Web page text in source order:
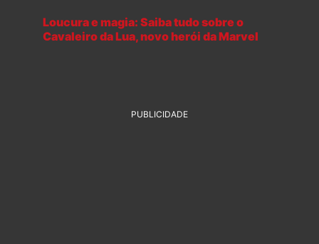
Loucura e magia: Saiba tudo sobre o
Cavaleiro da Lua, novo herói da Marvel
PUBLICIDADE